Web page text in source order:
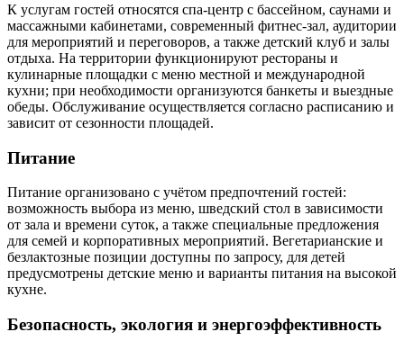
К услугам гостей относятся спа-центр с бассейном, саунами и
массажными кабинетами, современный фитнес-зал, аудитории
для мероприятий и переговоров, а также детский клуб и залы
отдыха. На территории функционируют рестораны и
кулинарные площадки с меню местной и международной
кухни; при необходимости организуются банкеты и выездные
обеды. Обслуживание осуществляется согласно расписанию и
зависит от сезонности площадей.
Питание
Питание организовано с учётом предпочтений гостей:
возможность выбора из меню, шведский стол в зависимости
от зала и времени суток, а также специальные предложения
для семей и корпоративных мероприятий. Вегетарианские и
безлактозные позиции доступны по запросу, для детей
предусмотрены детские меню и варианты питания на высокой
кухне.
Безопасность, экология и энергоэффективность